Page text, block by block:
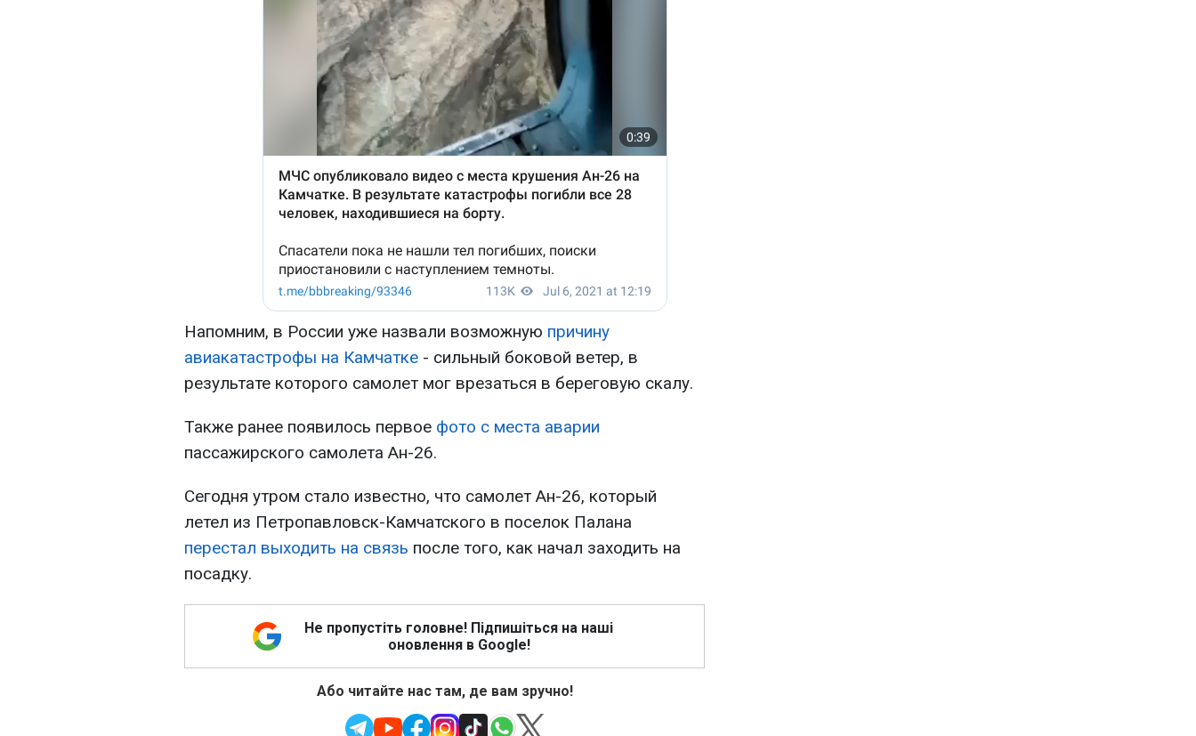
Напомним, в России уже назвали возможную причину
авиакатастрофы на Камчатке - сильный боковой ветер, в
результате которого самолет мог врезаться в береговую скалу.
Также ранее появилось первое фото с места аварии
пассажирского самолета Ан-26.
Сегодня утром стало известно, что самолет Ан-26, который
летел из Петропавловск-Камчатского в поселок Палана
перестал выходить на связь после того, как начал заходить на
посадку.
Не пропустіть головне! Підпишіться на наші
оновлення в Google!
Або читайте нас там, де вам зручно!